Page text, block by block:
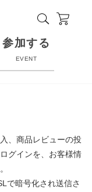
参加する
EVENT
、商品レビューの投
グインを、お客様情
で暗号化され送信さ